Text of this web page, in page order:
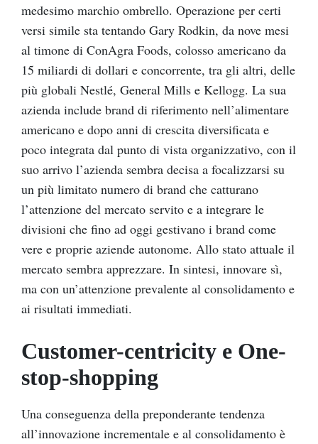
medesimo marchio ombrello. Operazione per certi
versi simile sta tentando Gary Rodkin, da nove mesi
al timone di ConAgra Foods, colosso americano da
15 miliardi di dollari e concorrente, tra gli altri, delle
più globali Nestlé, General Mills e Kellogg. La sua
azienda include brand di riferimento nell’alimentare
americano e dopo anni di crescita diversificata e
poco integrata dal punto di vista organizzativo, con il
suo arrivo l’azienda sembra decisa a focalizzarsi su
un più limitato numero di brand che catturano
l’attenzione del mercato servito e a integrare le
divisioni che fino ad oggi gestivano i brand come
vere e proprie aziende autonome. Allo stato attuale il
mercato sembra apprezzare. In sintesi, innovare sì,
ma con un’attenzione prevalente al consolidamento e
ai risultati immediati.
Customer-centricity e One-
stop-shopping
Una conseguenza della preponderante tendenza
all’innovazione incrementale e al consolidamento è